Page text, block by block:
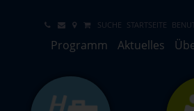
SUCHE STARTSEITE
Programm Aktuelles